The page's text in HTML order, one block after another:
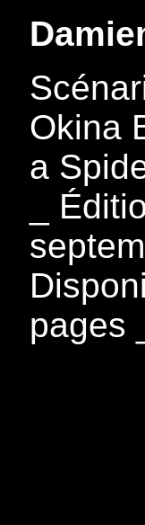
Okina
a
_
pages